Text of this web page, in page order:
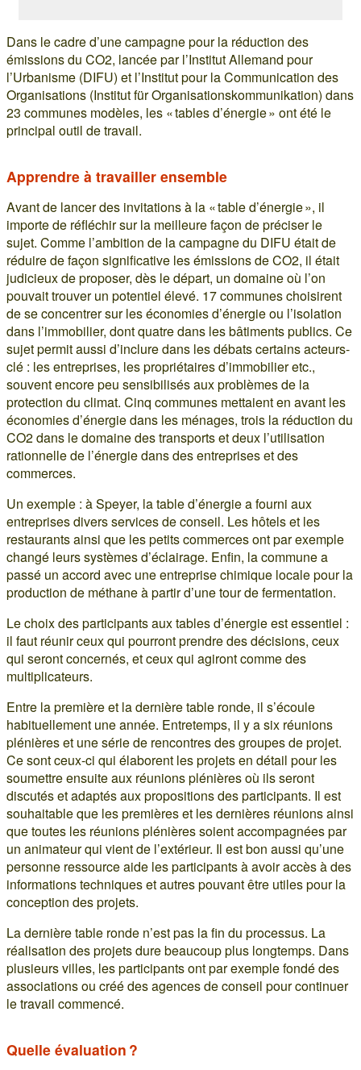
Dans le cadre d’une campagne pour la réduction des
émissions du CO2, lancée par l’Institut Allemand pour
l’Urbanisme (DIFU) et l’Institut pour la Communication des
Organisations (Institut für Organisationskommunikation) dans
23 communes modèles, les « tables d’énergie » ont été le
principal outil de travail.
Apprendre à travailler ensemble
Avant de lancer des invitations à la « table d’énergie », il
importe de réfléchir sur la meilleure façon de préciser le
sujet. Comme l’ambition de la campagne du DIFU était de
réduire de façon significative les émissions de CO2, il était
judicieux de proposer, dès le départ, un domaine où l’on
pouvait trouver un potentiel élevé. 17 communes choisirent
de se concentrer sur les économies d’énergie ou l’isolation
dans l’immobilier, dont quatre dans les bâtiments publics. Ce
sujet permit aussi d’inclure dans les débats certains acteurs-
clé : les entreprises, les propriétaires d’immobilier etc.,
souvent encore peu sensibilisés aux problèmes de la
protection du climat. Cinq communes mettaient en avant les
économies d’énergie dans les ménages, trois la réduction du
CO2 dans le domaine des transports et deux l’utilisation
rationnelle de l’énergie dans des entreprises et des
commerces.
Un exemple : à Speyer, la table d’énergie a fourni aux
entreprises divers services de conseil. Les hôtels et les
restaurants ainsi que les petits commerces ont par exemple
changé leurs systèmes d’éclairage. Enfin, la commune a
passé un accord avec une entreprise chimique locale pour la
production de méthane à partir d’une tour de fermentation.
Le choix des participants aux tables d’énergie est essentiel :
il faut réunir ceux qui pourront prendre des décisions, ceux
qui seront concernés, et ceux qui agiront comme des
multiplicateurs.
Entre la première et la dernière table ronde, il s’écoule
habituellement une année. Entretemps, il y a six réunions
plénières et une série de rencontres des groupes de projet.
Ce sont ceux-ci qui élaborent les projets en détail pour les
soumettre ensuite aux réunions plénières où ils seront
discutés et adaptés aux propositions des participants. Il est
souhaitable que les premières et les dernières réunions ainsi
que toutes les réunions plénières soient accompagnées par
un animateur qui vient de l’extérieur. Il est bon aussi qu’une
personne ressource aide les participants à avoir accès à des
informations techniques et autres pouvant être utiles pour la
conception des projets.
La dernière table ronde n’est pas la fin du processus. La
réalisation des projets dure beaucoup plus longtemps. Dans
plusieurs villes, les participants ont par exemple fondé des
associations ou créé des agences de conseil pour continuer
le travail commencé.
Quelle évaluation ?